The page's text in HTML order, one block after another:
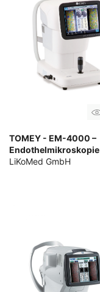
TOMEY - EM-4000 –
Endothelmikroskopie
LiKoMed GmbH